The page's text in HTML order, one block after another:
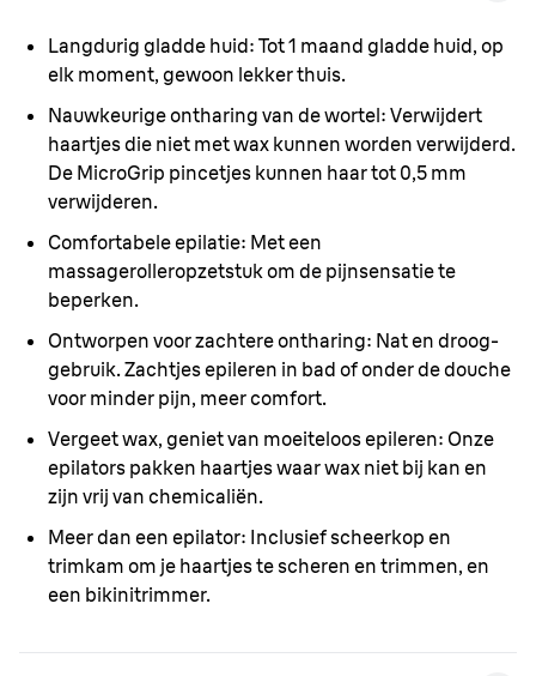
Langdurig gladde huid: Tot 1 maand gladde huid, op
elk moment, gewoon lekker thuis.
Nauwkeurige ontharing van de wortel: Verwijdert
haartjes die niet met wax kunnen worden verwijderd.
De MicroGrip pincetjes kunnen haar tot 0,5 mm
verwijderen.
Comfortabele epilatie: Met een
massagerolleropzetstuk om de pijnsensatie te
beperken.
Ontworpen voor zachtere ontharing: Nat en droog-
gebruik. Zachtjes epileren in bad of onder de douche
voor minder pijn, meer comfort.
Vergeet wax, geniet van moeiteloos epileren: Onze
epilators pakken haartjes waar wax niet bij kan en
zijn vrij van chemicaliën.
Meer dan een epilator: Inclusief scheerkop en
trimkam om je haartjes te scheren en trimmen, en
een bikinitrimmer.